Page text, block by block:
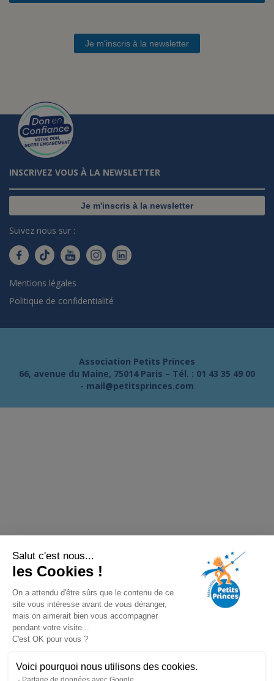
Salut c'est nous...
les Cookies !
On a attendu d'être sûrs que le contenu de ce
site vous intéresse avant de vous déranger,
mais on aimerait bien vous accompagner
pendant votre visite...
C'est OK pour vous ?
Voici pourquoi nous utilisons des cookies.
Je m'inscris à la newsletter
INSCRIVEZ VOUS À LA NEWSLETTER
Je m'inscris à la newsletter
Suivez nous sur :
Mentions légales
Politique de confidentialité
Association Petits Princes
66, avenue du Maine, 75014 Paris – Tél. : 01 43 35 49 00
- mail@petitsprinces.com